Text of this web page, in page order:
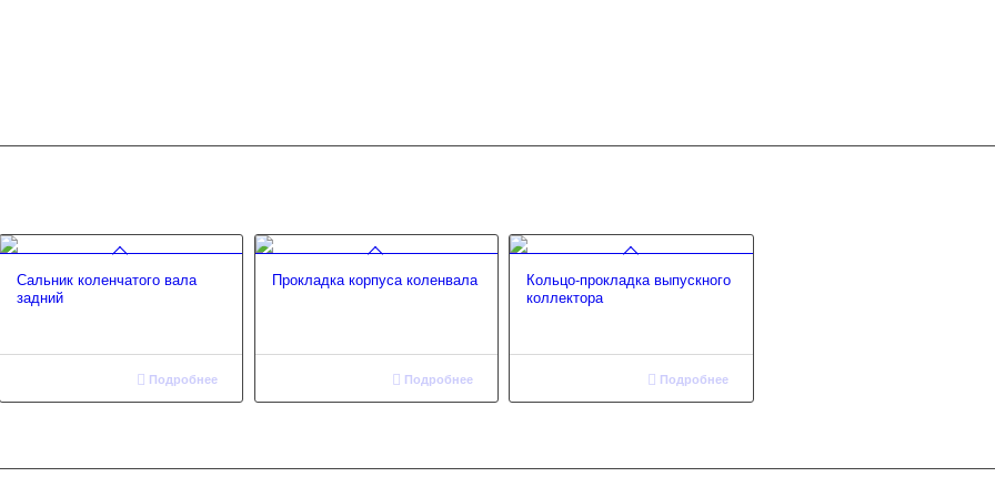
Сальник коленчатого вала
задний
Подробнее
Прокладка корпуса коленвала
Подробнее
Кольцо-прокладка выпускного
коллектора
Подробнее